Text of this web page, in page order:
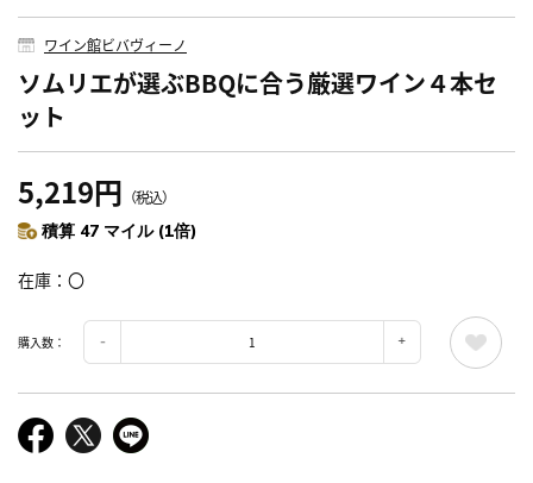
ワイン館ビバヴィーノ
ソムリエが選ぶBBQに合う厳選ワイン４本セ
ット
5,219円 （税込）
積算 47 マイル (1倍)
在庫 〇
購入数：